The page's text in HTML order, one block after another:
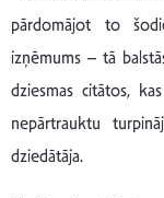
pārdomājot to
izņēmums – tā
dziesmas citātos,
nepārtrauktu
dziedātāja.